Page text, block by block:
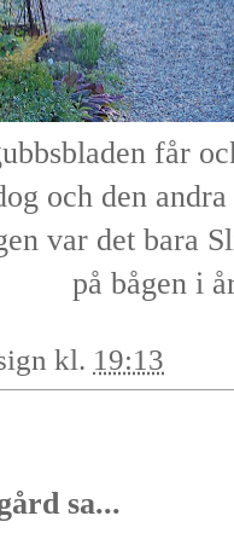
får
och den
var det bara
på bågen i
kl. 19:13
sa...